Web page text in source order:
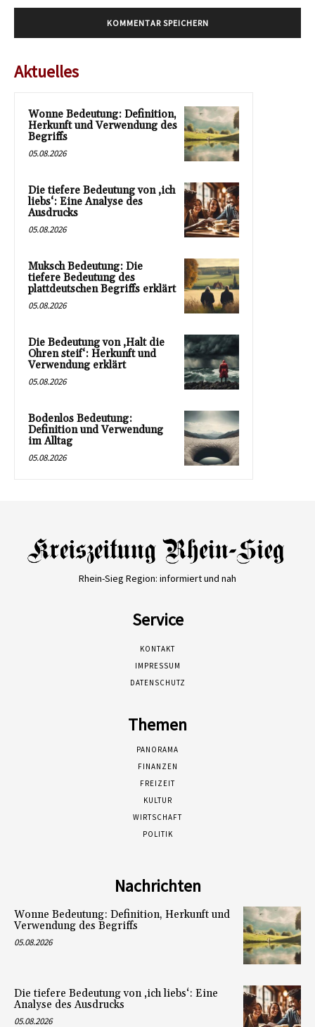
Aktuelles
Wonne Bedeutung: Definition,
Herkunft und Verwendung des
Begriffs
05.08.2026
Die tiefere Bedeutung von ‚ich
liebs‘: Eine Analyse des
Ausdrucks
05.08.2026
Muksch Bedeutung: Die
tiefere Bedeutung des
plattdeutschen Begriffs erklärt
05.08.2026
Die Bedeutung von ‚Halt die
Ohren steif‘: Herkunft und
Verwendung erklärt
05.08.2026
Bodenlos Bedeutung:
Definition und Verwendung
im Alltag
05.08.2026
Rhein-Sieg Region: informiert und nah
Service
KONTAKT
IMPRESSUM
DATENSCHUTZ
Themen
PANORAMA
FINANZEN
FREIZEIT
KULTUR
WIRTSCHAFT
POLITIK
Nachrichten
Wonne Bedeutung: Definition, Herkunft und
Verwendung des Begriffs
05.08.2026
Die tiefere Bedeutung von ‚ich liebs‘: Eine
Analyse des Ausdrucks
05.08.2026